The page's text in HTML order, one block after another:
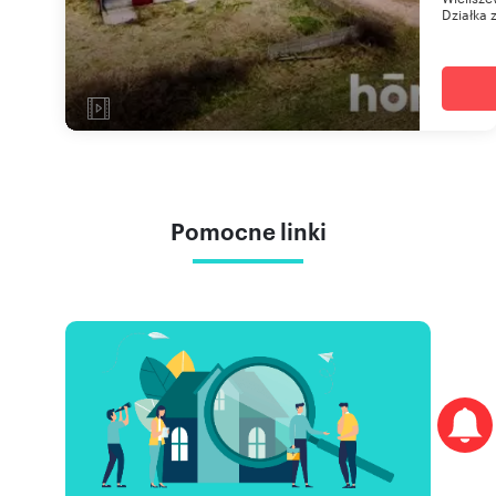
Działka
Pomocne linki